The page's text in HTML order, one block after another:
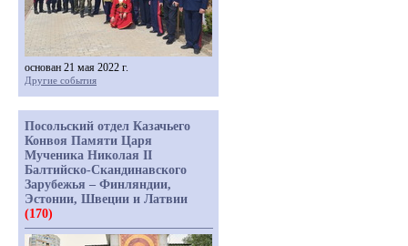
основан 21 мая 2022 г.
Другие события
Посольский отдел Казачьего
Конвоя Памяти Царя
Мученика Николая II
Балтийско-Скандинавского
Зарубежья – Финляндии,
Эстонии, Швеции и Латвии
(170)